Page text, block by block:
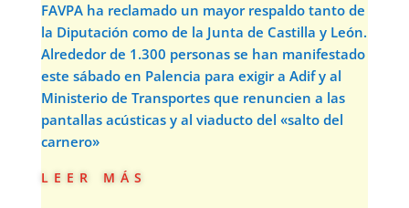
FAVPA ha reclamado un mayor respaldo tanto de
la Diputación como de la Junta de Castilla y León.
Alrededor de 1.300 personas se han manifestado
este sábado en Palencia para exigir a Adif y al
Ministerio de Transportes que renuncien a las
pantallas acústicas y al viaducto del «salto del
carnero»
leer más